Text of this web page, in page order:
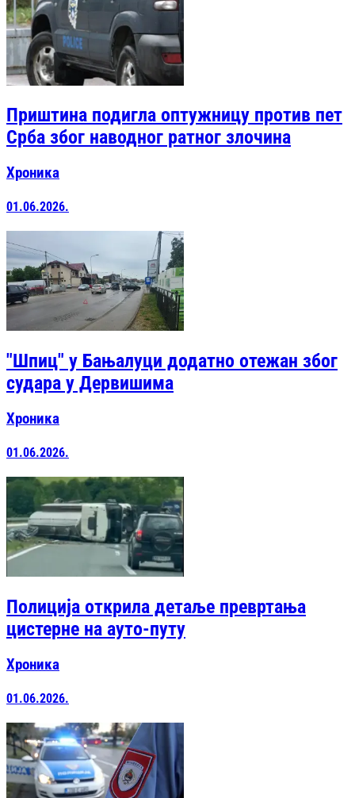
Приштина подигла оптужницу против пет
Срба због наводног ратног злочина
Хроника
01.06.2026.
"Шпиц" у Бањалуци додатно отежан због
судара у Дервишима
Хроника
01.06.2026.
Полиција открила детаље превртања
цистерне на ауто-путу
Хроника
01.06.2026.